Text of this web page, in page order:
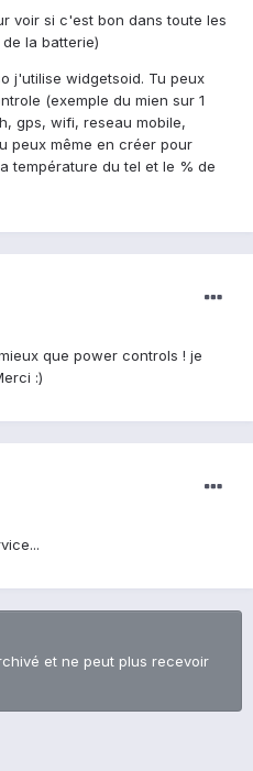
voir si c'est bon dans toute les
la batterie)
j'utilise widgetsoid. Tu peux
(exemple du mien sur 1
gps, wifi, reseau mobile,
peux même en créer pour
température du tel et le % de
que power controls ! je
:)
et ne peut plus recevoir